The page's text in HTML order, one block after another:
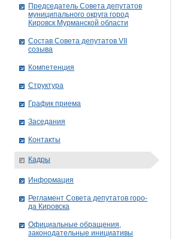
Председатель Совета депутатов
муниципального округа город
Кировск Мурманской области
Состав Совета депутатов VII
созыва
Компетенция
Структура
График приема
Заседания
Контакты
Кадры
Информация
Рег­ла­мент Совета депутатов го­ро­
да Ки­ров­ска
Официальные обращения,
законодательные инициативы